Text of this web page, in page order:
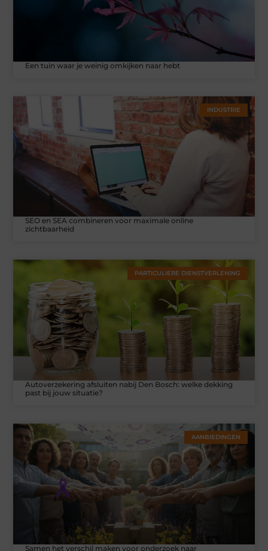
Een tuin waar je weinig omkijken naar hebt
INDUSTRIE
SEO en SEA combineren voor maximale online
zichtbaarheid
PARTICULIERE DIENSTVERLENING
Autoverzekering afsluiten nabij Den Bosch: welke dekking
past bij jouw situatie?
AANBIEDINGEN
Samen het verschil maken voor onderzoek naar